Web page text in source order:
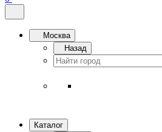
Москва
Назад
Каталог